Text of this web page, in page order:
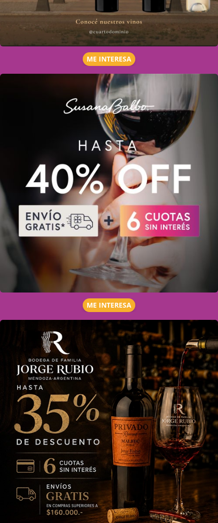
ME INTERESA
ME INTERESA